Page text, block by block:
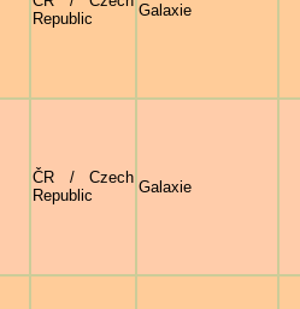
Republic
Galaxie
ČR / Czech
Republic
Galaxie